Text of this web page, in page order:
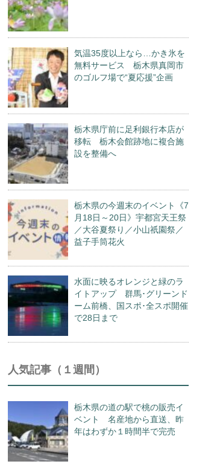
気温35度以上なら…かき氷を
無料サービス 栃木県真岡市
のゴルフ場で“夏応援”企画
栃木県庁前に足利銀行本店が
移転 栃木会館跡地に複合施
設を整備へ
栃木県の今週末のイベント《7
月18日～20日》宇都宮天王祭
／大谷夏祭り／小山祇園祭／
益子手筒花火
水面に映るオレンジと緑のラ
イトアップ 群馬･グリーンド
ーム前橋、国スポ･全スポ開催
で28日まで
人気記事（１週間）
栃木県の道の駅で桃の販売イ
ベント 名産地から直送、昨
年はわずか１時間半で完売